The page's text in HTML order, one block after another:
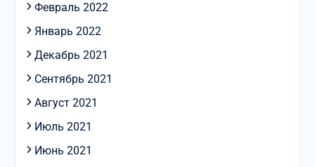
Февраль 2022
Январь 2022
Декабрь 2021
Сентябрь 2021
Август 2021
Июль 2021
Июнь 2021